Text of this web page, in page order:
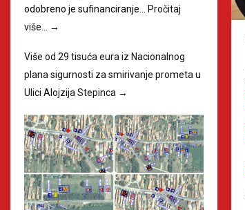
odobreno je sufinanciranje… Pročitaj
više… →
Više od 29 tisuća eura iz Nacionalnog
plana sigurnosti za smirivanje prometa u
Ulici Alojzija Stepinca →